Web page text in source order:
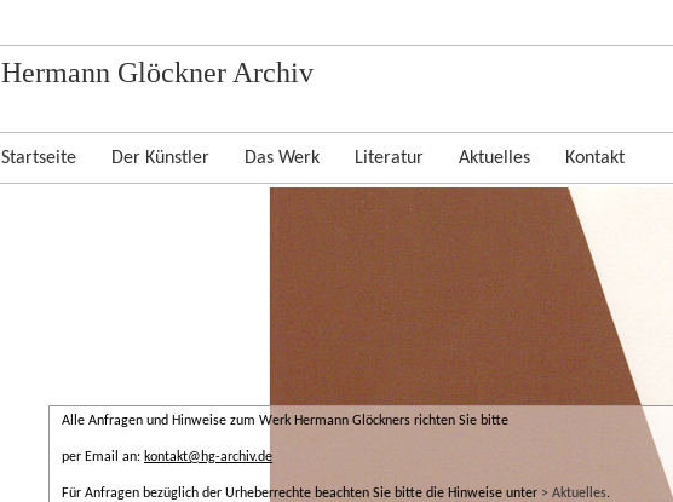
Hermann Glöckner Archiv
Startseite Der Künstler Das Werk Literatur Aktuelles Kontakt
Alle Anfragen und Hinweise zum Werk Hermann Glöckners richten Sie bitte
per Email an: kontakt@hg-archiv.de
Für Anfragen bezüglich der Urheberrechte beachten Sie bitte die Hinweise unter > Aktuelles.